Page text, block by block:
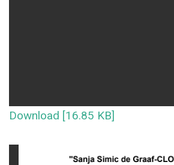
Download [16.85 KB]